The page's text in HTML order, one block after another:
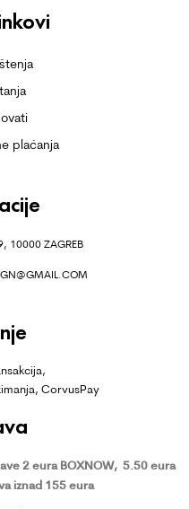
plaćanja
10000 ZAGREB
CorvusPay
2 eura BOXNOW, 5.50 eura
iznad 155 eura